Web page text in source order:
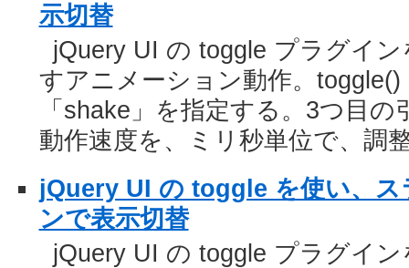
示切替
jQuery UI の toggle プラグイ
すアニメーション動作。
「shake」を指定する。3つ目
動作速度を、ミリ秒単位で、調
jQuery UI の toggle を使い、ス
ンで表示切替
jQuery UI の toggle プラグイ